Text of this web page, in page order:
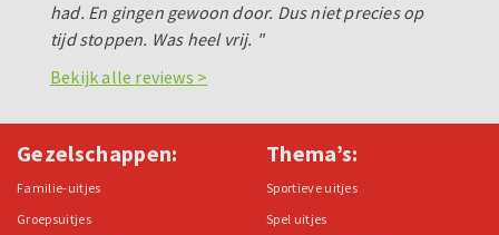
had. En gingen gewoon door. Dus niet precies op
tijd stoppen. Was heel vrij. "
Bekijk alle reviews >
Gezelschappen:
Familie-uitjes
Groepsuitjes
Thema’s:
Sportieve uitjes
Spel uitjes